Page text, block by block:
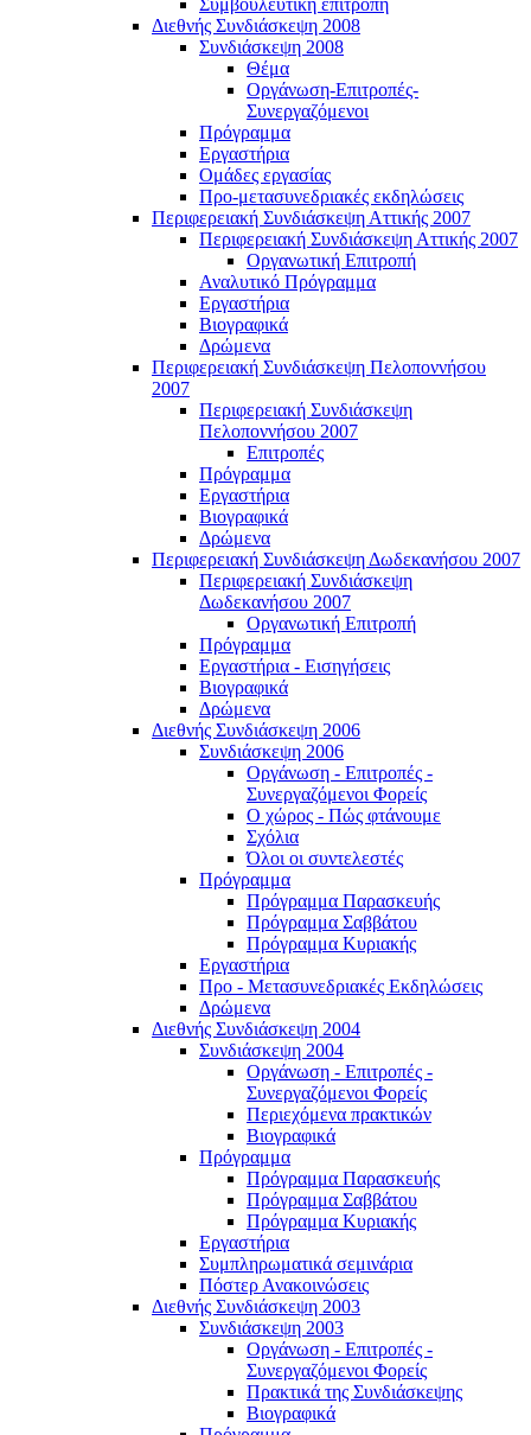
Συμβουλευτική επιτροπή
Διεθνής Συνδιάσκεψη 2008
Συνδιάσκεψη 2008
Θέμα
Οργάνωση-Επιτροπές-
Συνεργαζόμενοι
Πρόγραμμα
Εργαστήρια
Ομάδες εργασίας
Προ-μετασυνεδριακές εκδηλώσεις
Περιφερειακή Συνδιάσκεψη Αττικής 2007
Περιφερειακή Συνδιάσκεψη Αττικής 2007
Οργανωτική Επιτροπή
Αναλυτικό Πρόγραμμα
Εργαστήρια
Βιογραφικά
Δρώμενα
Περιφερειακή Συνδιάσκεψη Πελοποννήσου
2007
Περιφερειακή Συνδιάσκεψη
Πελοποννήσου 2007
Επιτροπές
Πρόγραμμα
Εργαστήρια
Βιογραφικά
Δρώμενα
Περιφερειακή Συνδιάσκεψη Δωδεκανήσου 2007
Περιφερειακή Συνδιάσκεψη
Δωδεκανήσου 2007
Οργανωτική Επιτροπή
Πρόγραμμα
Εργαστήρια - Εισηγήσεις
Βιογραφικά
Δρώμενα
Διεθνής Συνδιάσκεψη 2006
Συνδιάσκεψη 2006
Οργάνωση - Επιτροπές -
Συνεργαζόμενοι Φορείς
Ο χώρος - Πώς φτάνουμε
Σχόλια
Όλοι οι συντελεστές
Πρόγραμμα
Πρόγραμμα Παρασκευής
Πρόγραμμα Σαββάτου
Πρόγραμμα Κυριακής
Εργαστήρια
Προ - Μετασυνεδριακές Εκδηλώσεις
Δρώμενα
Διεθνής Συνδιάσκεψη 2004
Συνδιάσκεψη 2004
Οργάνωση - Επιτροπές -
Συνεργαζόμενοι Φορείς
Περιεχόμενα πρακτικών
Βιογραφικά
Πρόγραμμα
Πρόγραμμα Παρασκευής
Πρόγραμμα Σαββάτου
Πρόγραμμα Κυριακής
Εργαστήρια
Συμπληρωματικά σεμινάρια
Πόστερ Ανακοινώσεις
Διεθνής Συνδιάσκεψη 2003
Συνδιάσκεψη 2003
Οργάνωση - Επιτροπές -
Συνεργαζόμενοι Φορείς
Πρακτικά της Συνδιάσκεψης
Βιογραφικά